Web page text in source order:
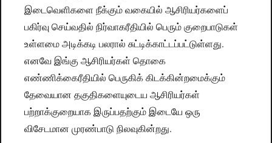
இடைவெளிகளை நீக்கும் வகையில் ஆசிரியர்களைப்
பகிர்வு செய்வதில் நிர்வாகரீதியில் பெரும் குறைபாடுகள்
உள்ளமை அடிக்கடி பலரால் சுட்டிக்காட்டப்பட்டுள்ளது.
எனவே இங்கு ஆசிரியர்கள் தொகை
எண்ணிக்கைரீதியில் பெருகிக் கிடக்கின்றமைக்கும்
தேவையான தகுதிகளையுடைய ஆசிரியர்கள்
பற்றாக்குறையாக இருப்பதற்கும் இடையே ஒரு
விசேடமான முரண்பாடு நிலவுகின்றது.